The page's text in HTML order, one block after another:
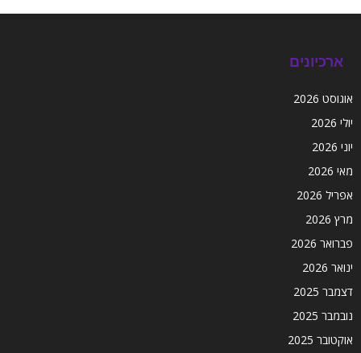
ארכיונים
אוגוסט 2026
יולי 2026
יוני 2026
מאי 2026
אפריל 2026
מרץ 2026
פברואר 2026
ינואר 2026
דצמבר 2025
נובמבר 2025
אוקטובר 2025